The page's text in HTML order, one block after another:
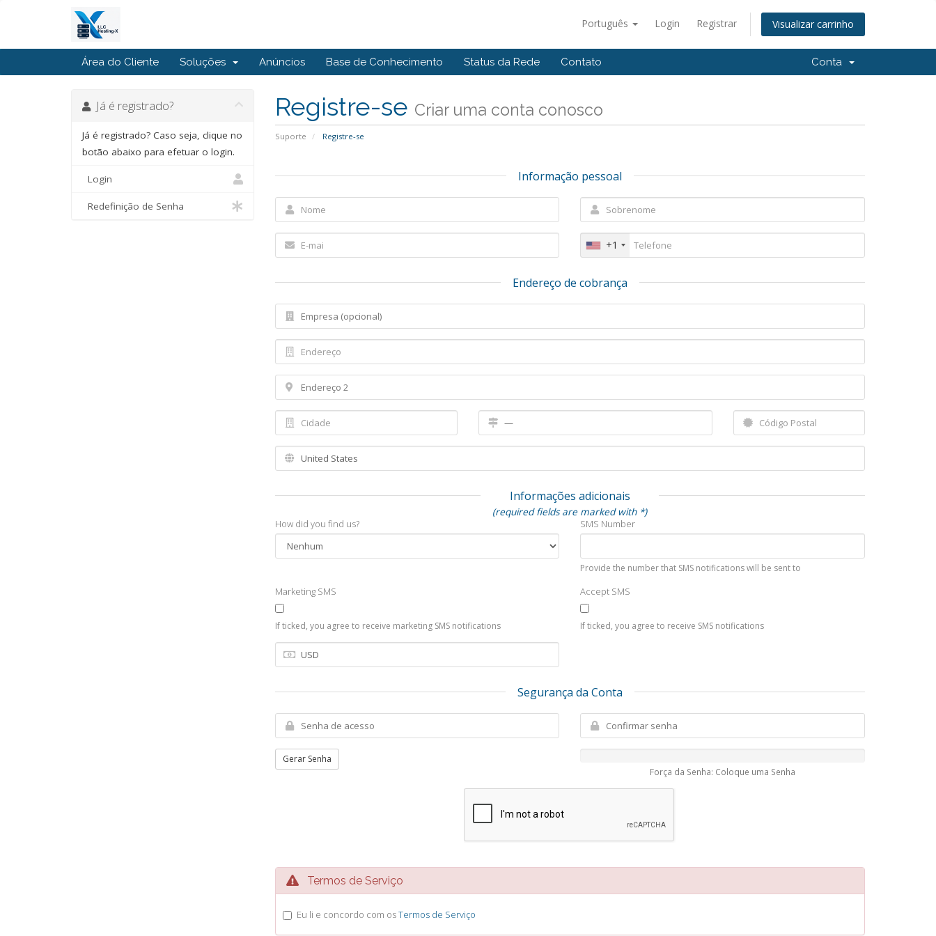
Português Login Registrar Visualizar carrinho
Área do Cliente Soluções Anúncios Base de Conhecimento Status da Rede Contato Conta
Registre-se Criar uma conta conosco
Suporte Registre-se
Já é registrado?
Já é registrado? Caso seja, clique no
botão abaixo para efetuar o login.
Login
Redefinição de Senha
Informação pessoal
+1
Endereço de cobrança
Informações adicionais
(required fields are marked with *)
How did you find us? SMS Number
Provide the number that SMS notifications will be sent to
Marketing SMS
If ticked, you agree to receive marketing SMS notifications
Accept SMS
If ticked, you agree to receive SMS notifications
Segurança da Conta
Gerar Senha
Força da Senha: Coloque uma Senha
Termos de Serviço
Eu li e concordo com osTermos de Serviço